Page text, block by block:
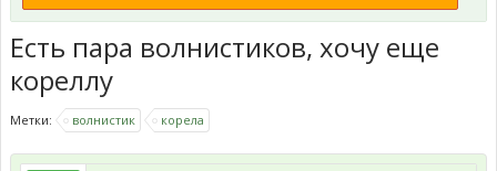
Есть пара волнистиков, хочу еще
кореллу
Метки: волнистик корела